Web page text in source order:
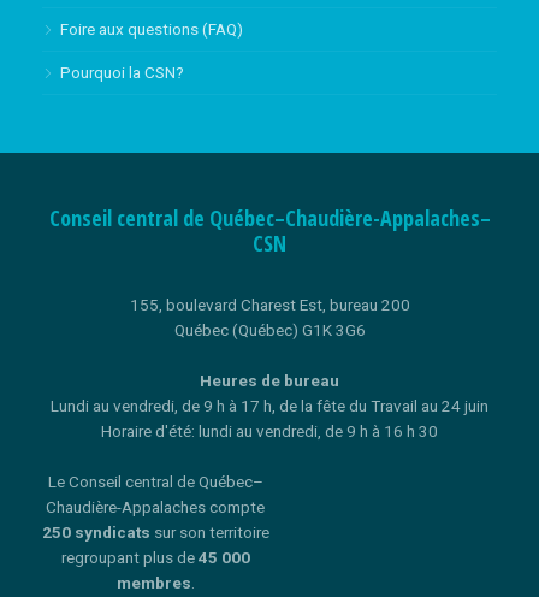
Foire aux questions (FAQ)
Pourquoi la CSN?
Conseil central de Québec–Chaudière-Appalaches–
CSN
155, boulevard Charest Est, bureau 200
Québec (Québec) G1K 3G6
Heures de bureau
Lundi au vendredi, de 9 h à 17 h, de la fête du Travail au 24 juin
Horaire d'été: lundi au vendredi, de 9 h à 16 h 30
Le Conseil central de Québec–
Chaudière-Appalaches compte
250 syndicats sur son territoire
regroupant plus de45 000
membres